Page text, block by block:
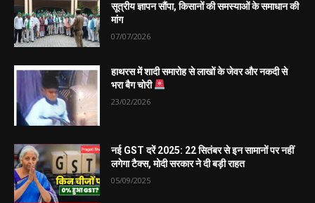
सूत्रीय ज्ञापन सौंपा, किसानों की समस्याओं के समाधान की
मांग
07/07/2026
हाथरस में शादी समारोह से लाखों के जेवर और नकदी से
भरा बैग चोरी
23/02/2026
नई GST दरें 2025: 22 सितंबर से इन सामानों पर नहीं
लगेगा टैक्स, मोदी सरकार ने दी बड़ी राहत
05/09/2025